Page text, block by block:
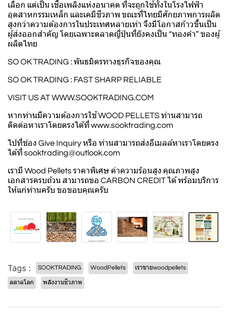
เลือก แต่เป็น เชื้อเพลิงแห่งอนาคต ที่จะถูกใช้ทั้งในโรงไฟฟ้า
อุตสาหกรรมเหล็ก และเคมีชีวภาพ ขณะที่ไทยมีศักยภาพการผลิต
สูงกว่าความต้องการในประเทศหลายเท่า จึงมีโอกาสก้าวขึ้นเป็น
ผู้ส่งออกสำคัญ โดยเฉพาะตลาดญี่ปุ่นที่ยังคงเป็น “ทองคำ” ของผู้
ผลิตไทย
SO OK TRADING : พันธมิตรทางธุรกิจของคุณ
SO OK TRADING : FAST SHARP RELIABLE
VISIT US ATWWW.SOOKTRADING.COM
หากท่านมีความต้องการใช้ WOOD PELLETS ท่านสามารถ
ติดต่อหาเราโดยตรงได้ที่www.sooktrading.com
ไปที่ช่อง Give Inquiry หรือ ท่านสามารถส่งอีเมลล์หาเราโดยตรง
ได้ที่sooktrading@outlook.com
เรามี Wood Pellets ราคาพิเศษ ค่าความร้อนสูง คุณภาพสูง
เอกสารครบถ้วน สามารถขอ CARBON CREDIT ได้ พร้อมบริการ
ให้แก่ท่านครับ ขอขอบคุณครับ
Tags : SOOKTRADING WoodPellets เราขายwoodpellets
ตลาดโลก พลังงานชีวภาพ